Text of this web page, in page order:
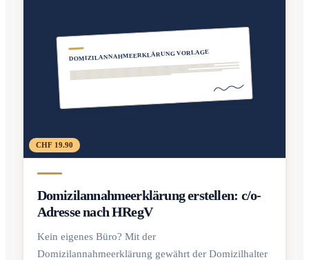
DOMIZILANNAHMEERKLÄRUNG VORLAGE
CHF 19.90
Domizilannahmeerklärung erstellen: c/o-
Adresse nach HRegV
Kein eigenes Büro? Mit der
Domizilannahmeerklärung gewährt der Domizilhalter